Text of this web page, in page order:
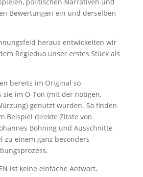
Bewertungen ein und derselben
heraus entwickelten wir
Regieduo unser erstes Stück als
bereits im Original so
sie im O-Ton (mit der nötigen,
genutzt wurden. So finden
Beispiel direkte Zitate von
Böhning und Ausschnitte
zu einem ganz besonders
ist keine einfache Antwort,